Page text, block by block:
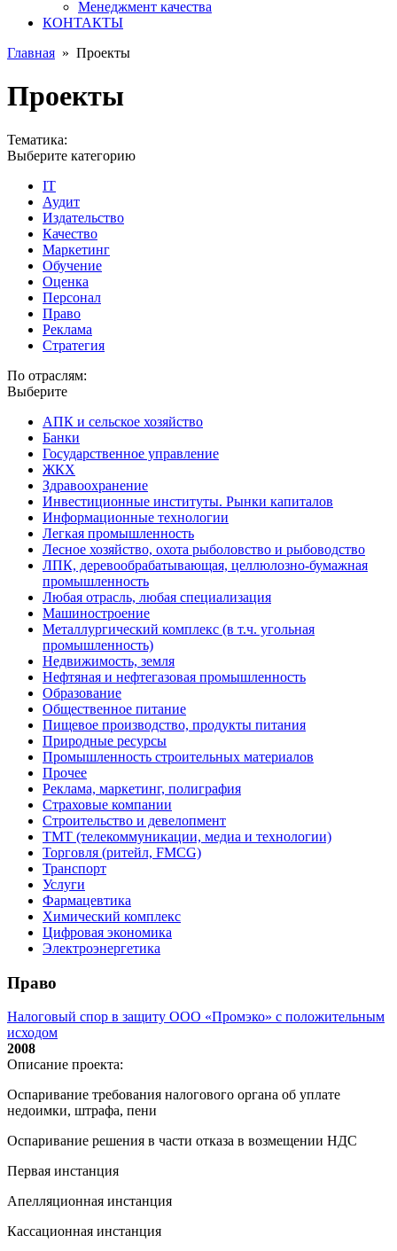
Менеджмент качества
КОНТАКТЫ
Главная » Проекты
Проекты
Тематика:
Выберите категорию
IT
Аудит
Издательство
Качество
Маркетинг
Обучение
Оценка
Персонал
Право
Реклама
Стратегия
По отраслям:
Выберите
АПК и сельское хозяйство
Банки
Государственное управление
ЖКХ
Здравоохранение
Инвестиционные институты. Рынки капиталов
Информационные технологии
Легкая промышленность
Лесное хозяйство, охота рыболовство и рыбоводство
ЛПК, деревообрабатывающая, целлюлозно-бумажная
промышленность
Любая отрасль, любая специализация
Машиностроение
Металлургический комплекс (в т.ч. угольная
промышленность)
Недвижимость, земля
Нефтяная и нефтегазовая промышленность
Образование
Общественное питание
Пищевое производство, продукты питания
Природные ресурсы
Промышленность строительных материалов
Прочее
Реклама, маркетинг, полиграфия
Страховые компании
Строительство и девелопмент
ТМТ (телекоммуникации, медиа и технологии)
Торговля (ритейл, FMCG)
Транспорт
Услуги
Фармацевтика
Химический комплекс
Цифровая экономика
Электроэнергетика
Право
Налоговый спор в защиту ООО «Промэко» с положительным
исходом
2008
Описание проекта:
Оспаривание требования налогового органа об уплате
недоимки, штрафа, пени
Оспаривание решения в части отказа в возмещении НДС
Первая инстанция
Апелляционная инстанция
Кассационная инстанция